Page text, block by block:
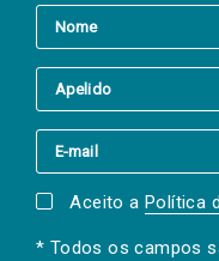
Aceito a Política
* Todos os campos